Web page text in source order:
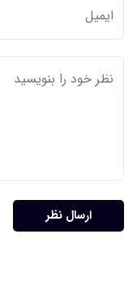
ارسال نظر